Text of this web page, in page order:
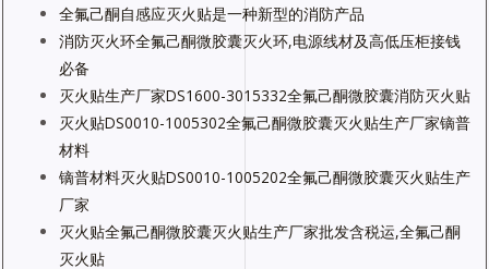
全氟己酮自感应灭火贴是一种新型的消防产品
消防灭火环全氟己酮微胶囊灭火环,电源线材及高低压柜接钱
必备
灭火贴生产厂家DS1600-3015332全氟己酮微胶囊消防灭火贴
灭火贴DS0010-1005302全氟己酮微胶囊灭火贴生产厂家镝普
材料
镝普材料灭火贴DS0010-1005202全氟己酮微胶囊灭火贴生产
厂家
灭火贴全氟己酮微胶囊灭火贴生产厂家批发含税运,全氟己酮
灭火贴